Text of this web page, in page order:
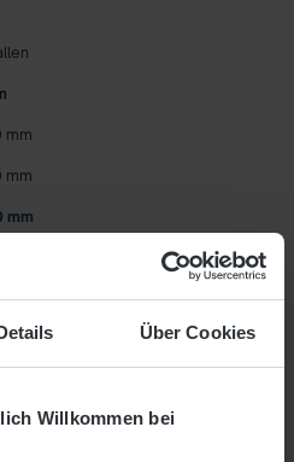
Über Cookies
Willkommen bei
mm
mm
mm
mm
mm
mm